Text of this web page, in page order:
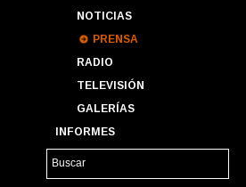
NOTICIAS
PRENSA
RADIO
TELEVISIÓN
GALERÍAS
INFORMES